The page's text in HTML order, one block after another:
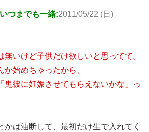
つまでも一緒:2011/05/22 (日)
無いけど子供だけ欲しいと思ってて。
始めちゃったから、
鬼彼に妊娠させてもらえないかな」っ
かは油断して、最初だけ生で入れてく